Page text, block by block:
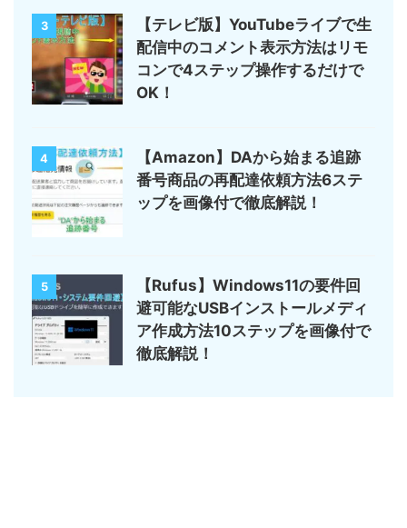
3
【テレビ版】YouTubeライブで生
配信中のコメント表示方法はリモ
コンで4ステップ操作するだけで
OK！
4
【Amazon】DAから始まる追跡
番号商品の再配達依頼方法6ステ
ップを画像付で徹底解説！
5
【Rufus】Windows11の要件回
避可能なUSBインストールメディ
ア作成方法10ステップを画像付で
徹底解説！